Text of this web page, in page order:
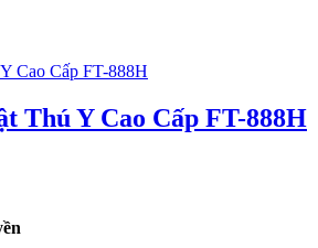
Thú Y Cao Cấp FT-888H